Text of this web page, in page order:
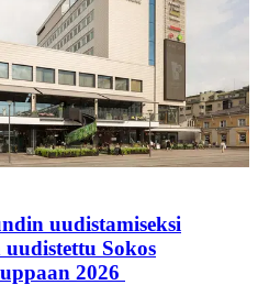
uudistamiseksi
uudistettu Sokos
2026